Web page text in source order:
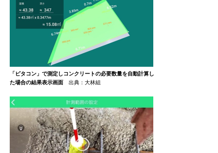
「ピタコン」で測定しコンクリートの必要数量を自動計算し
た場合の結果表示画面 出典：大林組